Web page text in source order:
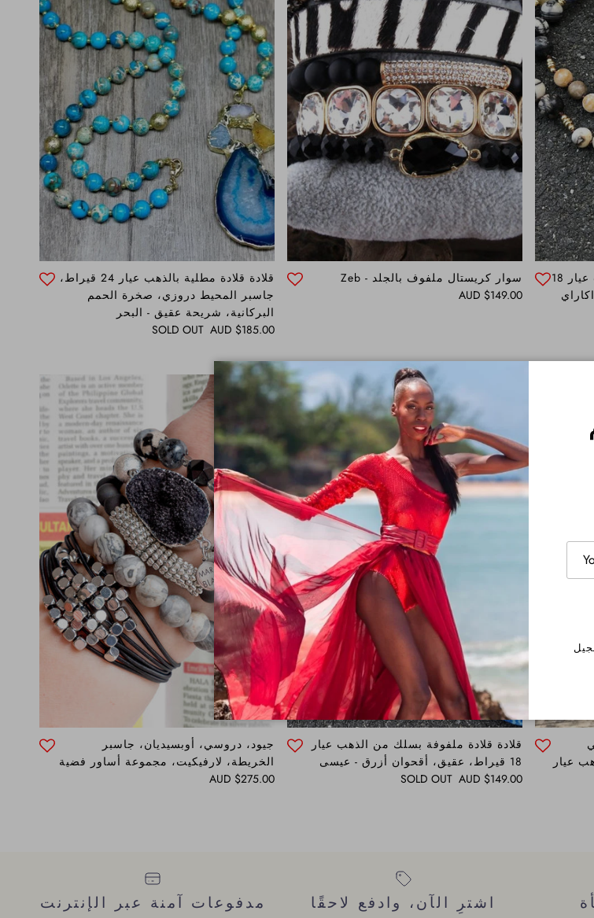
قلادة خرز مالا 108، مطلية بالذهب عيار 18
سوار كريستال ملفوف بالجلد - Zeb
Regular price
$149.00 AUD
قلادة قلادة مطلية بالذهب عيار 24 قيراط،
جاسبر المحيط دروزي، صخرة الحمم
البركانية، شريحة عقيق - البحر
Regular price
$185.00 AUD
SOLD OUT
عيار
قلادة قلادة ملفوفة بسلك من الذهب عيار
18 قيراط، عقيق، أقحوان أزرق - عيسى
Regular price
$149.00 AUD
SOLD OUT
جيود، دروسي، أوبسيديان، جاسبر
الخريطة، لارفيكيت، مجموعة أساور فضية
Regular price
$275.00 AUD
اشترِ الآن، وادفع لاحقًا مدفوعات آمنة عبر الإنترنت